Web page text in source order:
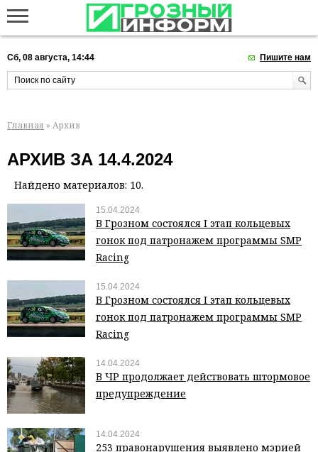
Сб, 08 августа, 14:44 Пишите нам
Главная » Архив
АРХИВ ЗА 14.4.2024
Найдено материалов: 10.
15.04.2024
В Грозном состоялся I этап кольцевых
гонок под патронажем программы SMP
Racing
15.04.2024
В Грозном состоялся I этап кольцевых
гонок под патронажем программы SMP
Racing
14.04.2024
В ЧР продолжает действовать штормовое
предупреждение
14.04.2024
253 правонарушения выявлено мэрией